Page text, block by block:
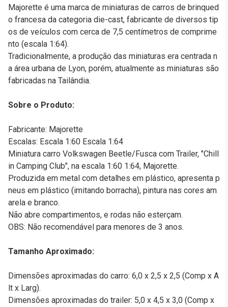
Majorette é uma marca de miniaturas de carros de brinqued
o francesa da categoria die-cast, fabricante de diversos tip
os de veículos com cerca de 7,5 centímetros de comprime
nto (escala 1:64).
Tradicionalmente, a produção das miniaturas era centrada n
a área urbana de Lyon, porém, atualmente as miniaturas são
fabricadas na Tailândia.
Sobre o Produto:
Fabricante: Majorette
Escalas: Escala 1:60 Escala 1:64
Miniatura carro Volkswagen Beetle/Fusca com Trailer, "Chill
in Camping Club", na escala 1:60 1:64, Majorette.
Produzida em metal com detalhes em plástico, apresenta p
neus em plástico (imitando borracha), pintura nas cores am
arela e branco.
Não abre compartimentos, e rodas não esterçam.
OBS: Não recomendável para menores de 3 anos.
Tamanho Aproximado:
Dimensões aproximadas do carro: 6,0 x 2,5 x 2,5 (Comp x A
lt x Larg).
Dimensões aproximadas do trailer: 5,0 x 4,5 x 3,0 (Comp x